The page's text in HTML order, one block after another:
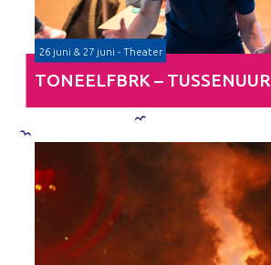
26 juni & 27 juni - Theater
TONEELFBRK – TUSSENUUR